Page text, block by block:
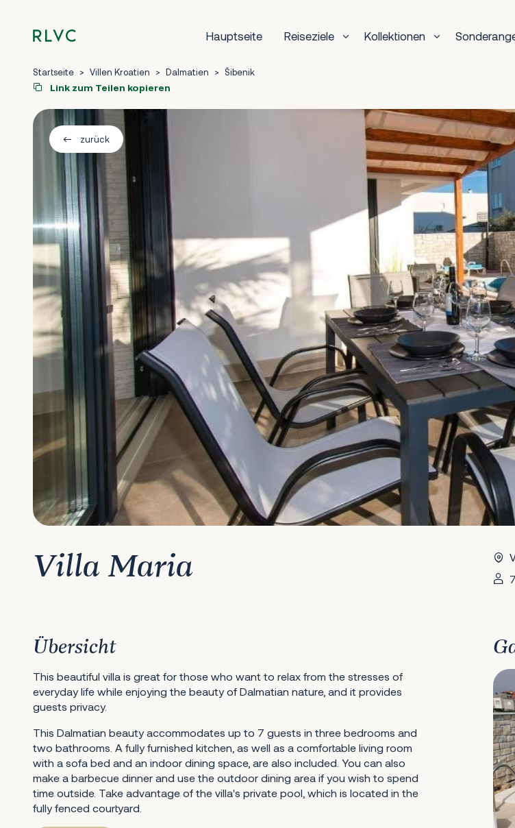
Hauptseite Reiseziele Kollektionen
Startseite > Villen Kroatien > Dalmatien > Šibenik
Link zum Teilen kopieren
zurück
Villa Maria
Übersicht
This beautiful villa is great for those who want to relax from the stresses of
everyday life while enjoying the beauty of Dalmatian nature, and it provides
guests privacy.
This Dalmatian beauty accommodates up to 7 guests in three bedrooms and
two bathrooms. A fully furnished kitchen, as well as a comfortable living room
with a sofa bed and an indoor dining space, are also included. You can also
make a barbecue dinner and use the outdoor dining area if you wish to spend
time outside. Take advantage of the villa's private pool, which is located in the
fully fenced courtyard.